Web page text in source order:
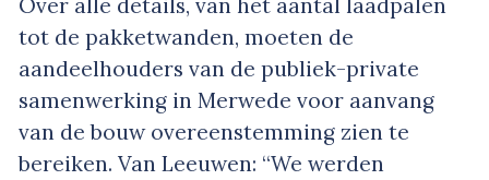
Over alle details, van het aantal laadpalen
tot de pakketwanden, moeten de
aandeelhouders van de publiek-private
samenwerking in Merwede voor aanvang
van de bouw overeenstemming zien te
bereiken. Van Leeuwen: “We werden